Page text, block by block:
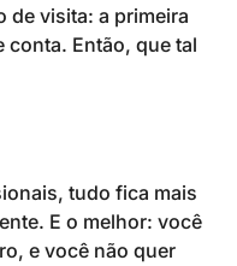
de visita: a primeira
conta. Então, que tal
tudo fica mais
E o melhor: você
e você não quer